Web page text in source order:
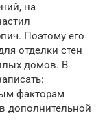
на
Поэтому его
отделки стен
домов. В
факторам
дополнительной